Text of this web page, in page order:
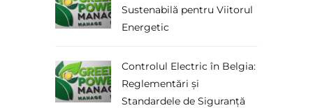
Sustenabilă pentru Viitorul
Energetic
Controlul Electric în Belgia:
Reglementări și
Standardele de Siguranță